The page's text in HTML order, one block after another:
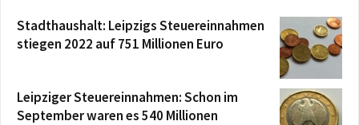
Stadthaushalt: Leipzigs Steuereinnahmen
stiegen 2022 auf 751 Millionen Euro
Leipziger Steuereinnahmen: Schon im
September waren es 540 Millionen